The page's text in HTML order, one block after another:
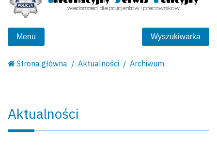
Menu Wyszukiwarka
Strona główna Aktualności Archiwum
Aktualności